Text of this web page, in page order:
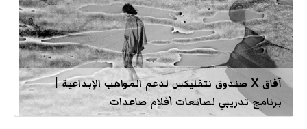
آفاق X صندوق نتفليكس لدعم المواهب الإبداعية |
برنامج تدريبي لصانعات أفلام صاعدات